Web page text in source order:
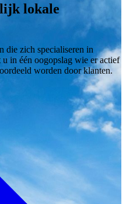
lokale
die zich specialiseren in
in één oogopslag wie er actief
worden door klanten.